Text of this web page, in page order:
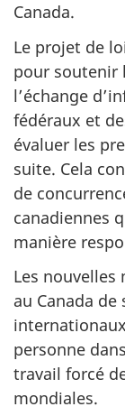
Canada.
Le projet de
pour soutenir
l’échange
fédéraux et
évaluer les
suite. Cela
de
canadiennes
manière
Les
au Canada
personne
travail forcé
mondiales.